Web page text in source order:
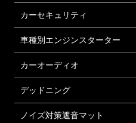
カーセキュリティ
車種別エンジンスターター
カーオーディオ
デッドニング
ノイズ対策遮音マット